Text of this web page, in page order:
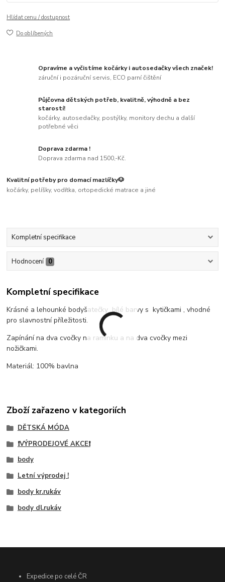
Hlídat cenu / dostupnost
Do oblíbených
Opravíme a vyčistíme kočárky i autosedačky všech značek!
záruční i pozáruční servis, ECO parní čištění
Půjčovna dětských potřeb, kvalitně, výhodně a bez
starostí!
kočárky, autosedačky, postýlky, monitory dechu a další
potřebné věci
Doprava zdarma !
Doprava zdarma nad 1500,-Kč.
Kvalitní potřeby pro domací mazlíčky🐶
kočárky, pelíšky, vodítka, ortopedické matrace a jiné
Kompletní specifikace
Hodnocení 0
Kompletní specifikace
Krásné a lehounké bodyšatečky bílé barvy s kytičkami , vhodné
pro slavnostní příležitosti.
Zapínání na dva cvočky na ramínku a na dva cvočky mezi
nožičkami.
Materiál: 100% bavlna
Zboží zařazeno v kategoriích
DĚTSKÁ MÓDA
❗VÝPRODEJOVÉ AKCE❗
body
Letní výprodej !
body kr.rukáv
body dl.rukáv
Expedice po celé ČR